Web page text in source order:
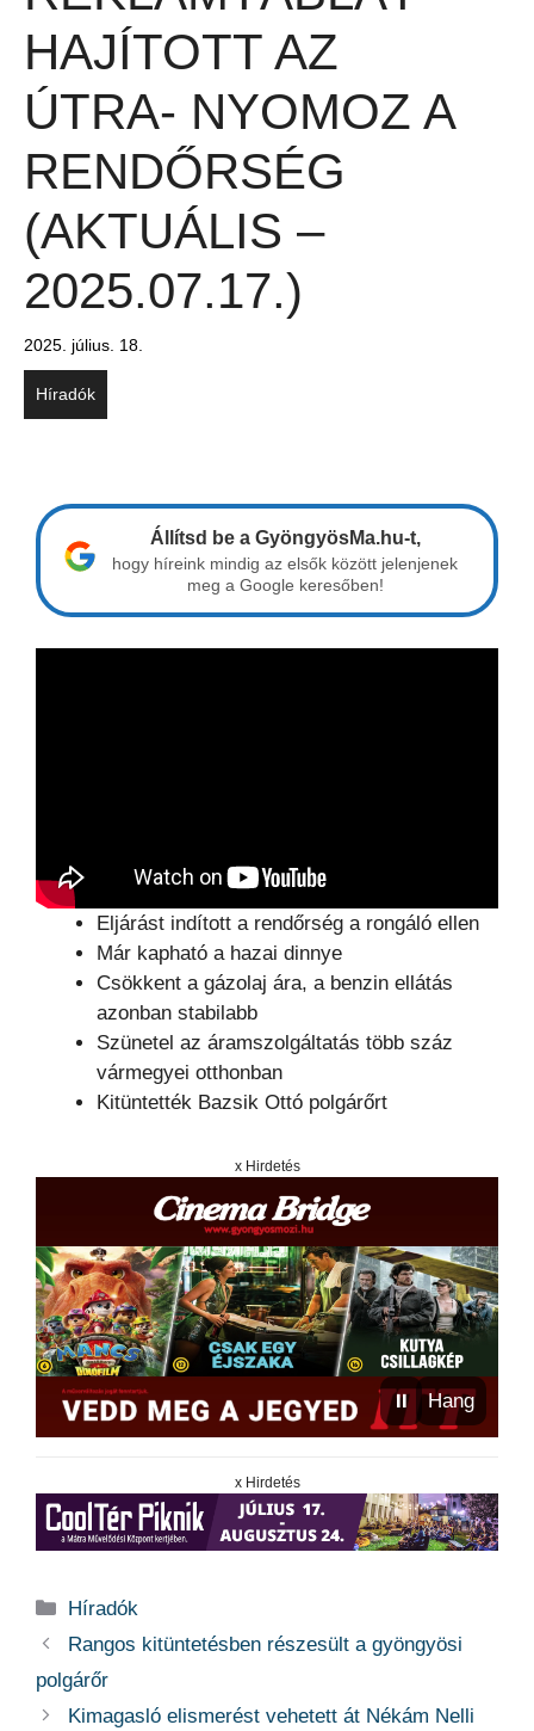
HAJÍTOTT AZ
ÚTRA- NYOMOZ A
RENDŐRSÉG
(AKTUÁLIS –
2025.07.17.)
2025. július. 18.
Híradók
Állítsd be a GyöngyösMa.hu-t,
hogy híreink mindig az elsők között jelenjenek
meg a Google keresőben!
Eljárást indított a rendőrség a rongáló ellen
Már kapható a hazai dinnye
Csökkent a gázolaj ára, a benzin ellátás
azonban stabilabb
Szünetel az áramszolgáltatás több száz
vármegyei otthonban
Kitüntették Bazsik Ottó polgárőrt
x Hirdetés
⏸ Hang
x Hirdetés
Kategória
Híradók
Rangos kitüntetésben részesült a gyöngyösi
polgárőr
Kimagasló elismerést vehetett át Nékám Nelli